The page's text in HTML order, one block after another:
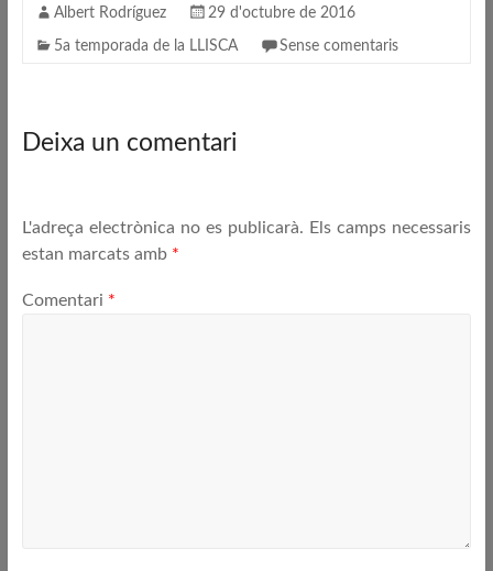
Albert Rodríguez 29 d'octubre de 2016
5a temporada de la LLISCA Sense comentaris
Deixa un comentari
L'adreça electrònica no es publicarà. Els camps necessaris
estan marcats amb *
Comentari *